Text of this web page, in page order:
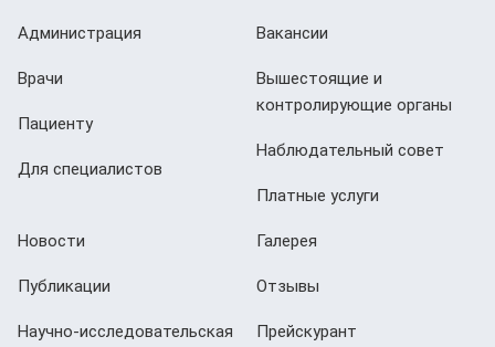
Администрация
Врачи
Пациенту
Для специалистов
Вакансии
Вышестоящие и
контролирующие органы
Наблюдательный совет
Платные услуги
Новости
Публикации
Научно-исследовательская
Галерея
Отзывы
Прейскурант